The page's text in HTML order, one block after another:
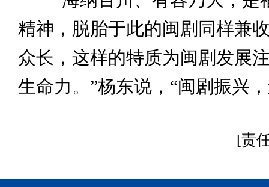
精神，脱胎于此的闽剧同样兼
众长，这样的特质为闽剧发展
生命力。”杨东说，“闽剧振兴
[责